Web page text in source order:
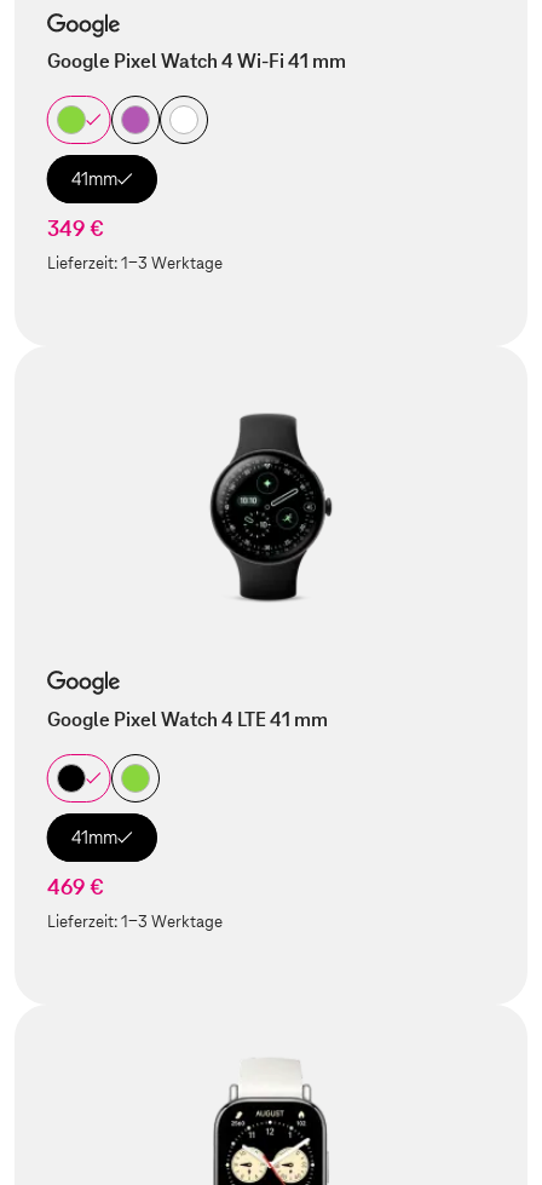
Google Pixel Watch 4 Wi-Fi 41 mm
41mm
349 €
Lieferzeit:1-3 Werktage
Google Pixel Watch 4 LTE 41 mm
41mm
469 €
Lieferzeit:1-3 Werktage